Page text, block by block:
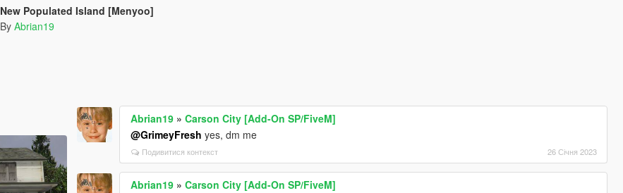
New Populated Island [Menyoo]
By Abrian19
Abrian19 »Carson City [Add-On SP/FiveM]
@GrimeyFresh yes, dm me
Подивитися контекст 26 Січня 2023
Abrian19 »Carson City [Add-On SP/FiveM]